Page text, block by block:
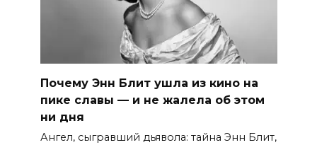
Почему Энн Блит ушла из кино на
пике славы — и не жалела об этом
ни дня
Ангел, сыгравший дьявола: тайна Энн Блит,